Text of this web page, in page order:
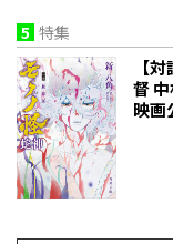
5 特集
【
督
映画